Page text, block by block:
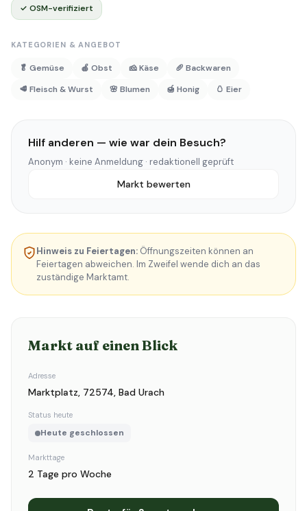
✓ OSM-verifiziert
KATEGORIEN & ANGEBOT
🥬 Gemüse 🍎 Obst 🧀 Käse
🥖 Backwaren
🥩 Fleisch & Wurst
🌸 Blumen 🍯 Honig 🥚 Eier
Hilf anderen — wie war dein Besuch?
Anonym · keine Anmeldung · redaktionell geprüft
Markt bewerten
Hinweis zu Feiertagen: Öffnungszeiten können an
Feiertagen abweichen. Im Zweifel wende dich an das
zuständige Marktamt.
Markt auf einen Blick
Adresse
Marktplatz, 72574, Bad Urach
Status heute
Heute geschlossen
Markttage
2 Tage pro Woche